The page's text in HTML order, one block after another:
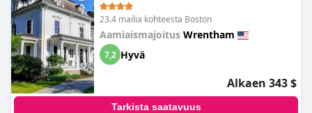
Tämä historiallinen rakennus ei ainoastaan huoku erityistä
viehätystä, vaan tarjoaa myös modernia mukavuutta viihtyisine
vuoteineen ja kätevine ruokailumahdollisuuksineen. Laitoksen
historia on monille vierailijoille kohokohta, mikä lisää heidän
oleskeluunsa kiinnostavuutta. Olipa kyseessä viehättävä
ulkoilmakahvila tai ikoninen taverna, jokainen kiinteistön
nurkkaus on täynnä historiallista merkitystä, mikä saa vieraat
tuntemaan kuin olisivat astuneet ajassa taaksepäin.
23.4 mailia kohteesta Boston
Aamiaismajoitus Wrentham
7,2 Hyvä
Alkaen 343 $
Tarkista saatavuus